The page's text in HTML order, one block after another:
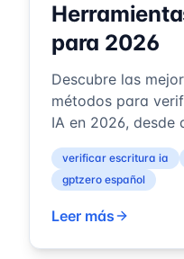
para 2026
Descubre las
métodos para
IA en 2026, desde
patrones como
de m...
verificar escritura ia
gptzero español
Leer más